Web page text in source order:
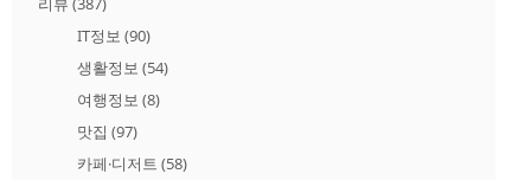
IT정보 (90)
생활정보 (54)
여행정보 (8)
맛집 (97)
카페·디저트 (58)